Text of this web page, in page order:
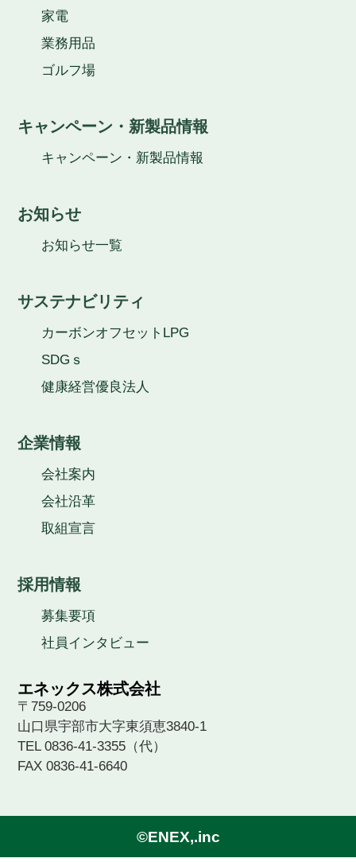
エネックス株式会社
〒759-0206
山口県宇部市大字東須恵3840-1
TEL 0836-41-3355（代）
FAX 0836-41-6640
家電
業務用品
ゴルフ場
キャンペーン・新製品情報
キャンペーン・新製品情報
お知らせ
お知らせ一覧
サステナビリティ
カーボンオフセットLPG
SDGｓ
健康経営優良法人
企業情報
会社案内
会社沿革
取組宣言
採用情報
募集要項
社員インタビュー
©ENEX,.inc